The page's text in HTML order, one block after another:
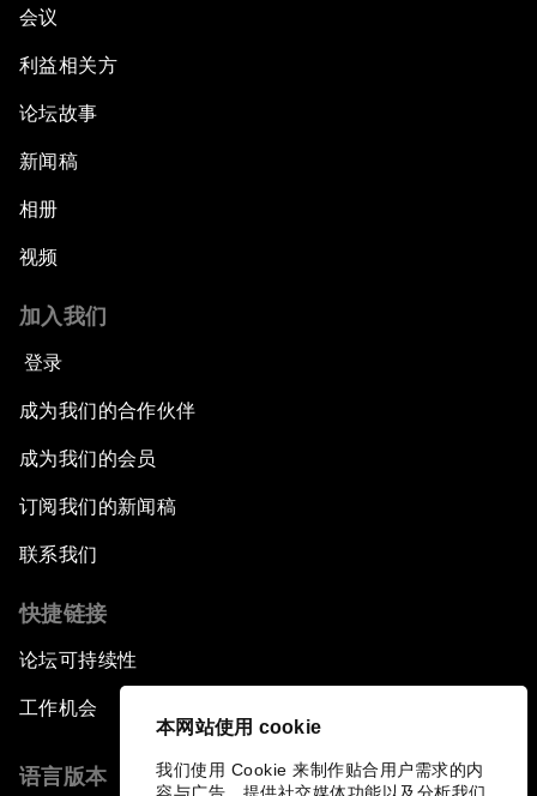
本网站使用 cookie
我们使用 Cookie 来制作贴合用户需求的内
会议
利益相关方
论坛故事
新闻稿
相册
视频
加入我们
登录
成为我们的合作伙伴
成为我们的会员
订阅我们的新闻稿
联系我们
快捷链接
论坛可持续性
工作机会
语言版本